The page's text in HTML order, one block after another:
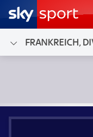
FRANKREICH,